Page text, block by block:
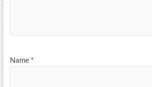
Name *